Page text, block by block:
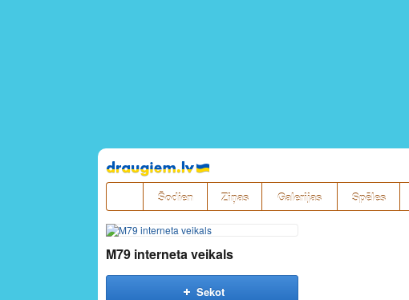
Pāriet
uz
saturu
Šodien Ziņas Galerijas Spēles
M79 interneta veikals
Sekot